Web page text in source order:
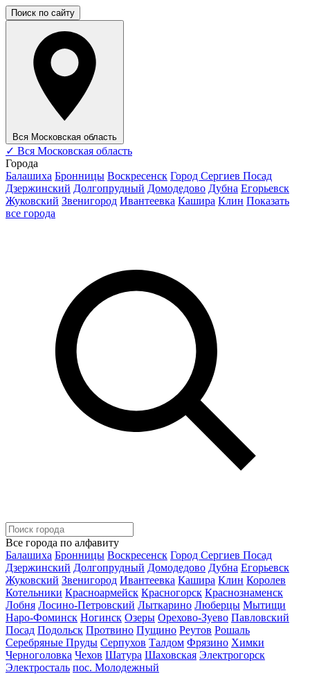
Поиск по сайту
Вся Московская область
✓ Вся Московская область
Города
Балашиха Бронницы Воскресенск Город Сергиев Посад
Дзержинский Долгопрудный Домодедово Дубна Егорьевск
Жуковский Звенигород Ивантеевка Кашира Клин Показать
все города
Все города по алфавиту
Балашиха Бронницы Воскресенск Город Сергиев Посад
Дзержинский Долгопрудный Домодедово Дубна Егорьевск
Жуковский Звенигород Ивантеевка Кашира Клин Королев
Котельники Красноармейск Красногорск Краснознаменск
Лобня Лосино-Петровский Лыткарино Люберцы Мытищи
Наро-Фоминск Ногинск Озеры Орехово-Зуево Павловский
Посад Подольск Протвино Пущино Реутов Рошаль
Серебряные Пруды Серпухов Талдом Фрязино Химки
Черноголовка Чехов Шатура Шаховская Электрогорск
Электросталь пос. Молодежный